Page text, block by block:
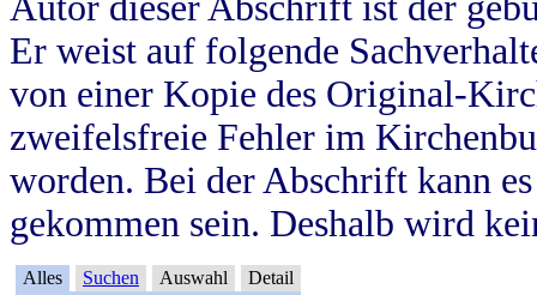
Er weist auf folgende
von einer Kopie des Original-
zweifelsfreie Fehler im
worden. Bei der Abschrift kann
gekommen sein. Deshalb wird
Alles Suchen Auswahl Detail